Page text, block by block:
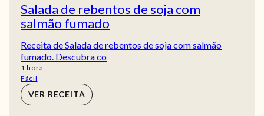
Salada de rebentos de soja com
salmão fumado
Receita de Salada de rebentos de soja com salmão
fumado. Descubra co
1 hora
hora
Fácil
VER RECEITA